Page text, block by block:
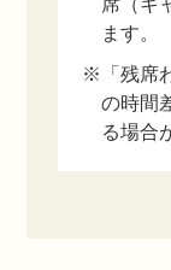
ます。
※「残席
の時間
る場合